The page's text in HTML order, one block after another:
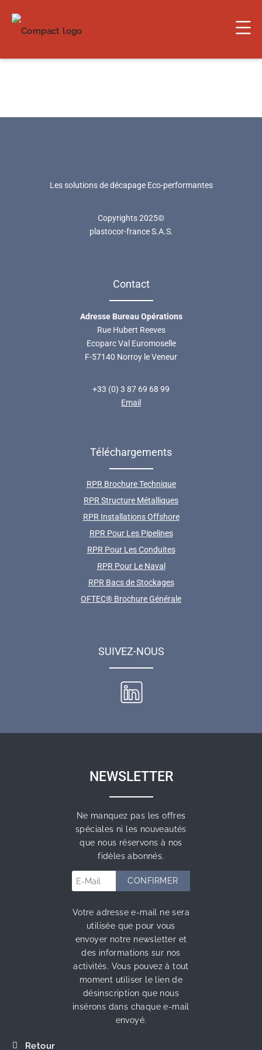
Les solutions de décapage Eco-performantes
Copyrights 2025©
plastocor-france S.A.S.
Contact
Adresse Bureau Opérations
Rue Hubert Reeves
Ecoparc Val Euromoselle
F-57140 Norroy le Veneur
+33 (0) 3 87 69 68 99
Email
Téléchargements
RPR Brochure Technique
RPR Structure Métalliques
RPR Installations Offshore
RPR Pour Les Pipelines
RPR Pour Les Conduites
RPR Pour Le Naval
RPR Bacs de Stockages
OFTEC® Brochure Générale
SUIVEZ-NOUS
NEWSLETTER
Ne manquez pas les offres
spéciales ni les nouveautés
que nous réservons à nos
fidèles abonnés.
Votre adresse e-mail ne sera
utilisée que pour vous
envoyer notre newsletter et
des informations sur nos
activités. Vous pouvez à tout
moment utiliser le lien de
désinscription que nous
insérons dans chaque e-mail
envoyé.
Retour